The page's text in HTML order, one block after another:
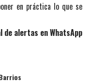
en práctica lo que se
de alertas en WhatsApp